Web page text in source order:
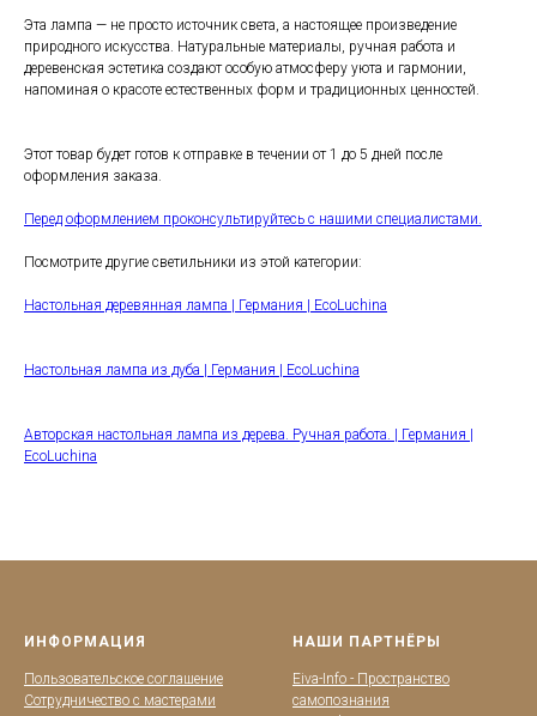
Эта лампа — не просто источник света, а настоящее произведение
природного искусства. Натуральные материалы, ручная работа и
деревенская эстетика создают особую атмосферу уюта и гармонии,
напоминая о красоте естественных форм и традиционных ценностей.
Этот товар будет готов к отправке в течении от 1 до 5 дней после
оформления заказа.
Перед оформлением проконсультируйтесь с нашими специалистами.
Посмотрите другие светильники из этой категории:
Настольная деревянная лампа | Германия | EcoLuchina
Настольная лампа из дуба | Германия | EcoLuchina
Авторская настольная лампа из дерева. Ручная работа. | Германия |
EcoLuchina
ИНФОРМАЦИЯ
Пользовательское соглашение
Сотрудничество с мастерами
НАШИ ПАРТНЁРЫ
Eiva-Info - Пространство
самопознания